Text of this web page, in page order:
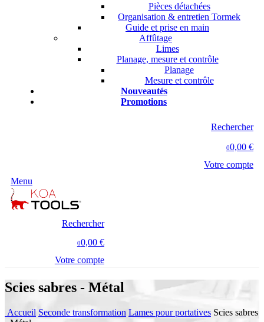
Pièces détachées
Organisation & entretien Tormek
Guide et prise en main
Affûtage
Limes
Planage, mesure et contrôle
Planage
Mesure et contrôle
Nouveautés
Promotions
Rechercher
00,00 €
Votre compte
Menu
Rechercher
00,00 €
Votre compte
Scies sabres - Métal
Accueil Seconde transformation Lames pour portatives Scies sabres